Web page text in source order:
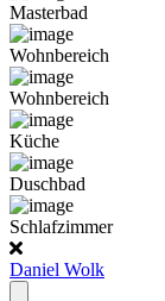
Masterbad
Wohnbereich
Wohnbereich
Küche
Duschbad
Schlafzimmer
Daniel Wolk